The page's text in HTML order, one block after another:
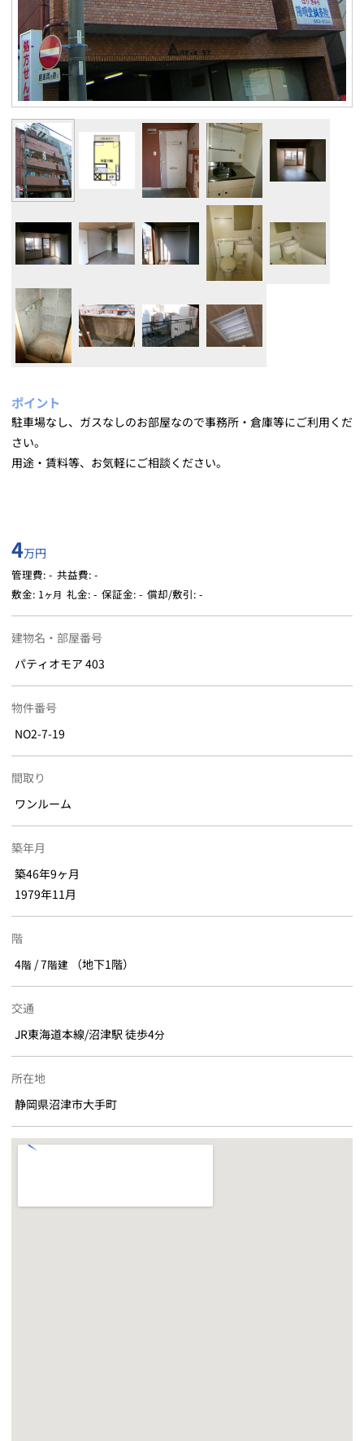
ポイント
駐車場なし、ガスなしのお部屋なので事務所・倉庫等にご利用くだ
さい。
用途・賃料等、お気軽にご相談ください。
4万円
管理費: - 共益費: -
敷金: 1ヶ月 礼金: - 保証金: - 償却/敷引: -
建物名・部屋番号
パティオモア 403
物件番号
NO2-7-19
間取り
ワンルーム
築年月
築46年9ヶ月
1979年11月
階
4階/ 7階建 （地下1階）
交通
JR東海道本線/沼津駅 徒歩4分
所在地
静岡県沼津市大手町